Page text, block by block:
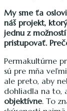
My sme ťa
náš projekt,
jednu z
pristupovať.
Permakultúrne
sú pre mňa
ale preto, aby
dohliadla na to,
objektívne. To